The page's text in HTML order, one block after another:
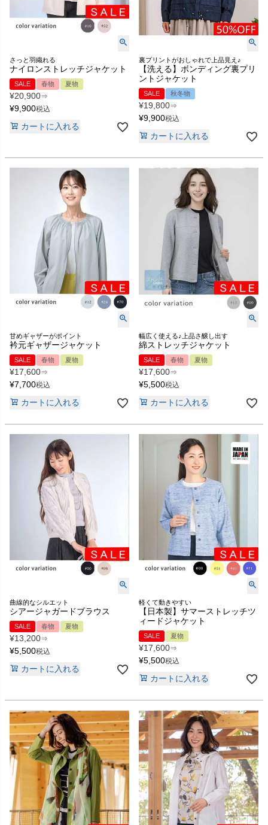
さっと羽織れる
ナイロンストレッチジャケット
SALE 春物 夏物
¥20,900⇒
¥9,900税込
カートに入れる
裏プリントがおしゃれで上品見え♪
【洗える】ボンディング裏プリ
ントジャケット
SALE 秋冬物
¥19,800⇒
¥9,900税込
カートに入れる
甘めギャザーがポイント
衿元ギャザージャケット
SALE 春物 夏物
¥17,600⇒
¥7,700税込
カートに入れる
幅広く使える♪上品さ醸し出す
綿ストレッチジャケット
SALE 春物 夏物
¥17,600⇒
¥5,500税込
カートに入れる
曲線的なシルエット
シアージャガードブラウス
SALE 春物 夏物
¥13,200⇒
¥5,500税込
カートに入れる
軽くて動きやすい
【日本製】サマーストレッチツ
ィードジャケット
SALE 夏物
¥17,600⇒
¥5,500税込
カートに入れる